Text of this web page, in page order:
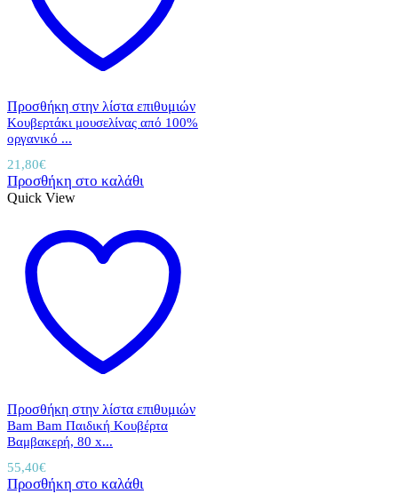
Προσθήκη στην λίστα επιθυμιών
Κουβερτάκι μουσελίνας από 100%
οργανικό ...
21,80€
Προσθήκη στο καλάθι
Quick View
Προσθήκη στην λίστα επιθυμιών
Bam Bam Παιδική Κουβέρτα
Βαμβακερή, 80 x...
55,40€
Προσθήκη στο καλάθι